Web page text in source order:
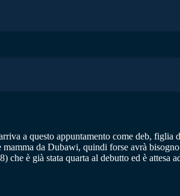
a questo appuntamento come deb,
da Dubawi, quindi forse avrà
è già stata quarta al debutto ed è attesa